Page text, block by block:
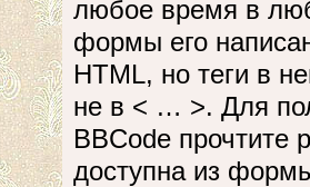
любое время в
формы его
HTML, но теги в
не в < … >. Для
BBCode прочтите
доступна из